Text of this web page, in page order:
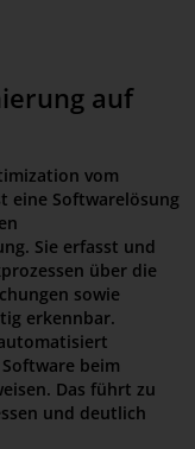
auf
vom
eine Softwarelösung
Sie erfasst und
über die
sowie
erkennbar.
beim
Das führt zu
und deutlich